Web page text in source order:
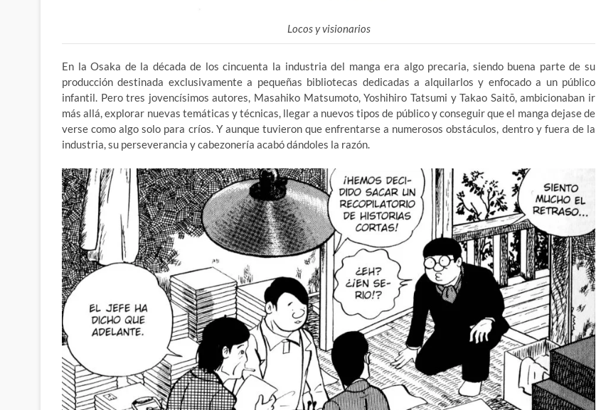
Locos y visionarios
En la Osaka de la década de los cincuenta la industria del manga era algo precaria, siendo buena parte de su
producción destinada exclusivamente a pequeñas bibliotecas dedicadas a alquilarlos y enfocado a un público
infantil. Pero tres jovencísimos autores, Masahiko Matsumoto, Yoshihiro Tatsumi y Takao Saitō, ambicionaban ir
más allá, explorar nuevas temáticas y técnicas, llegar a nuevos tipos de público y conseguir que el manga dejase de
verse como algo solo para críos. Y aunque tuvieron que enfrentarse a numerosos obstáculos, dentro y fuera de la
industria, su perseverancia y cabezonería acabó dándoles la razón.